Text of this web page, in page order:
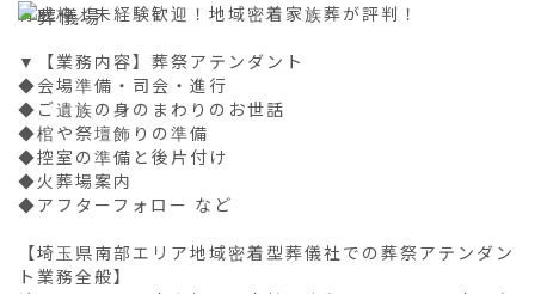
育成枠／未経験歓迎！地域密着家族葬が評判！
▼【業務内容】葬祭アテンダント
◆会場準備・司会・進行
◆ご遺族の身のまわりのお世話
◆棺や祭壇飾りの準備
◆控室の準備と後片付け
◆火葬場案内
◆アフターフォロー など
【埼玉県南部エリア地域密着型葬儀社での葬祭アテンダン
ト業務全般】